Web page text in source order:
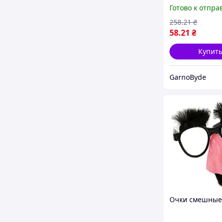
мужскими
Карнавал
для вечеринки
праздника
Готово к
58.21 ₴
258.21 ₴
Купить
GarnoByde
Очки смешные